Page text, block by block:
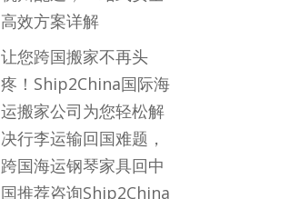
高效方案详解
让您跨国搬家不再头
疼！Ship2China国际海
运搬家公司为您轻松解
决行李运输回国难题，
跨国海运钢琴家具回中
国推荐咨询Ship2China